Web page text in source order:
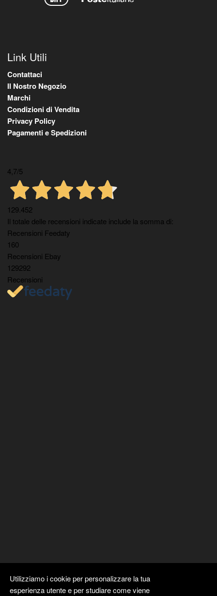
Link Utili
Contattaci
Il Nostro Negozio
Marchi
Condizioni di Vendita
Privacy Policy
Pagamenti e Spedizioni
4,7/5
129.452
Il totale delle recensioni indicate include la somma di:
Recensioni Feedaty
160
Recensioni Ebay
129292
Recensioni
Utilizziamo i cookie per personalizzare la tua
esperienza utente e per studiare come viene